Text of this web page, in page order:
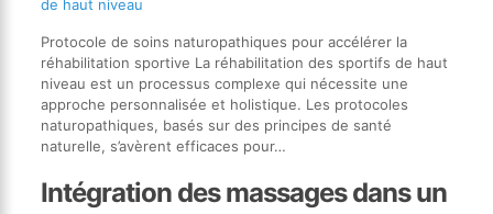
de haut niveau
Protocole de soins naturopathiques pour accélérer la
réhabilitation sportive La réhabilitation des sportifs de haut
niveau est un processus complexe qui nécessite une
approche personnalisée et holistique. Les protocoles
naturopathiques, basés sur des principes de santé
naturelle, s’avèrent efficaces pour…
Intégration des massages dans un